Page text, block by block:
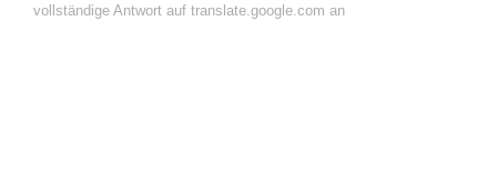
vollständige Antwort auf translate.google.com an